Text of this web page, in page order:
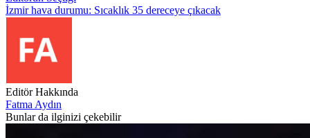
İzmir hava durumu: Sıcaklık 35 dereceye çıkacak
Editör Hakkında
Fatma Aydın
Bunlar da ilginizi çekebilir